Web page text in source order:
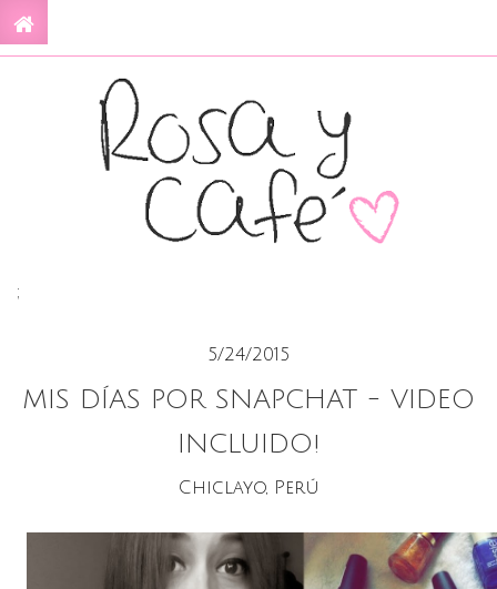
;
5/24/2015
MIS DÍAS POR SNAPCHAT - VIDEO
INCLUIDO!
Chiclayo, Perú